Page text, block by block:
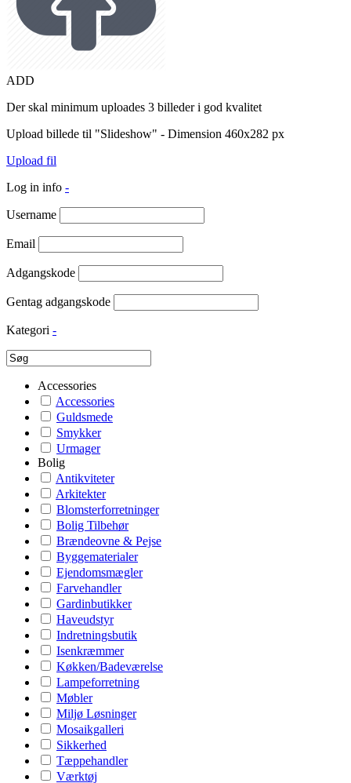
ADD
Der skal minimum uploades 3 billeder i god kvalitet
Upload billede til "Slideshow" - Dimension 460x282 px
Upload fil
Log in info -
Username
Email
Adgangskode
Gentag adgangskode
Kategori -
Accessories
Accessories
Guldsmede
Smykker
Urmager
Bolig
Antikviteter
Arkitekter
Blomsterforretninger
Bolig Tilbehør
Brændeovne & Pejse
Byggematerialer
Ejendomsmægler
Farvehandler
Gardinbutikker
Haveudstyr
Indretningsbutik
Isenkræmmer
Køkken/Badeværelse
Lampeforretning
Møbler
Miljø Løsninger
Mosaikgalleri
Sikkerhed
Tæppehandler
Værktøj